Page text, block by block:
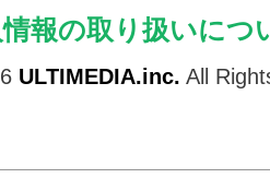
報の取り扱いにつ
ULTIMEDIA.inc. All